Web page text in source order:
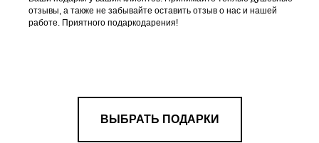
отзывы, а также не забывайте оставить отзыв о нас и нашей
работе. Приятного подаркодарения!
ВЫБРАТЬ ПОДАРКИ